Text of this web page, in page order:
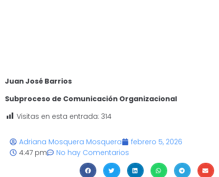
Juan José Barrios
Subproceso de Comunicación Organizacional
Visitas en esta entrada: 314
Adriana Mosquera Mosquera
febrero 5, 2026
4:47 pm
No hay Comentarios